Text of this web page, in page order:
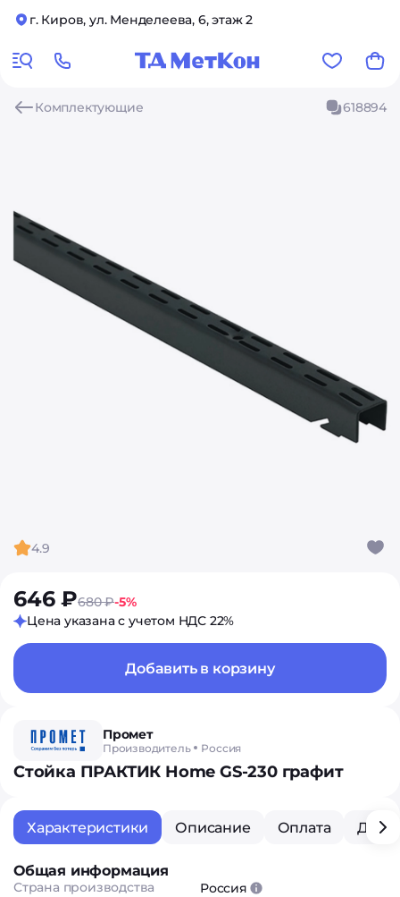
г. Киров, ул. Менделеева, 6, этаж 2
Комплектующие 618894
4.9
646 ₽680 ₽-5%
Цена указана с учетом НДС 22%
Добавить в корзину
Промет
Производитель Россия
Стойка ПРАКТИК Home GS-230 графит
Характеристики Описание Оплата
Общая информация
Страна производства
Россия